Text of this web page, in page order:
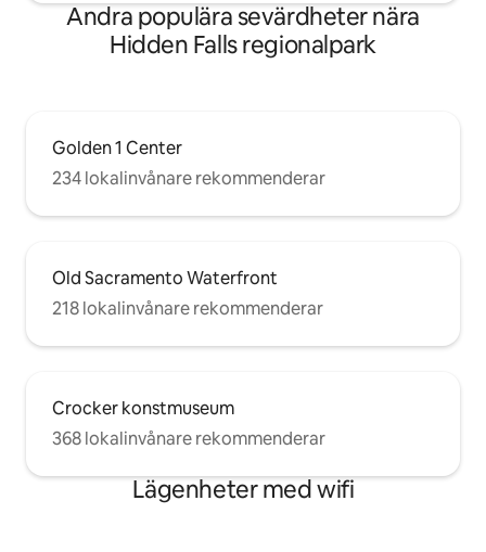
Andra populära sevärdheter nära
Hidden Falls regionalpark
Golden 1 Center
234 lokalinvånare rekommenderar
Old Sacramento Waterfront
218 lokalinvånare rekommenderar
Crocker konstmuseum
368 lokalinvånare rekommenderar
Lägenheter med wifi